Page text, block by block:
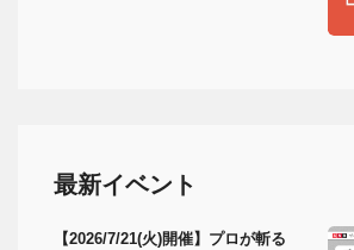
最新イベント
【2026/7/21(火)開催】プロが斬る